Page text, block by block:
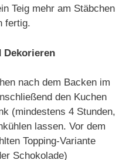
Teig mehr am Stäbchen
fertig.
Dekorieren
nach dem Backen im
den Kuchen
(mindestens 4 Stunden,
lassen. Vor dem
Topping-Variante
Schokolade)